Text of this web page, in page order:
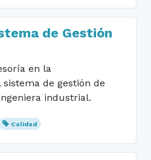
de Gestión
en la
de gestión de
industrial.
Calidad